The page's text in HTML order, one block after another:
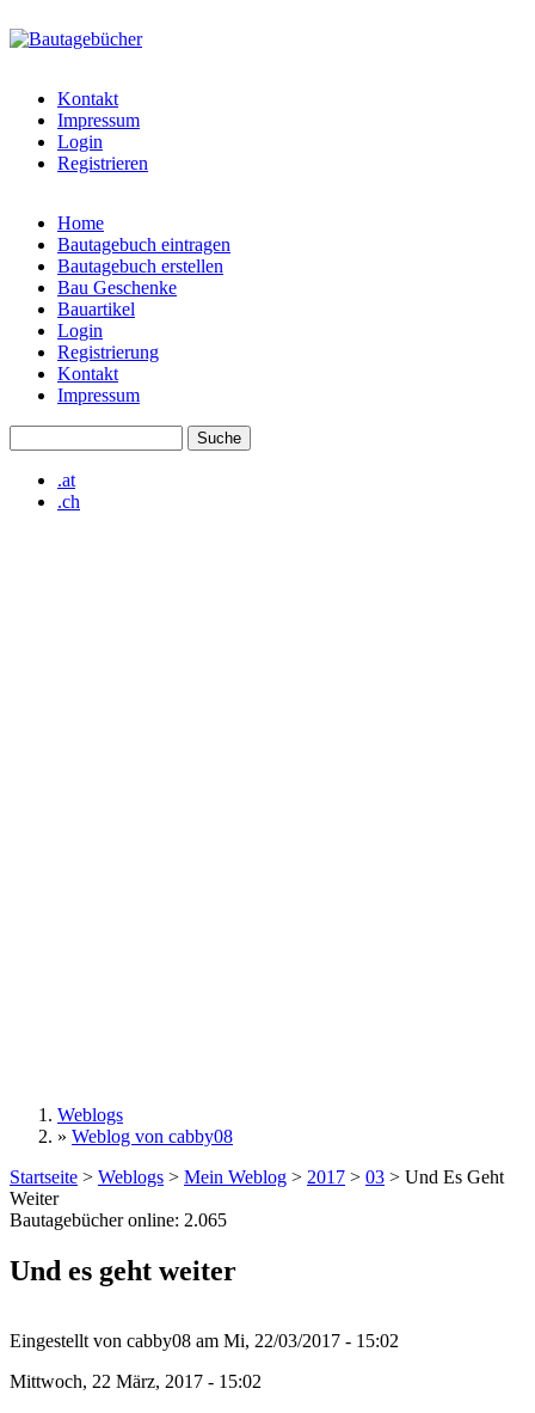
bautagebuch-
liste.de
Kontakt
Impressum
Login
Registrieren
Hauptmenü
Home
Bautagebuch eintragen
Bautagebuch erstellen
Bau Geschenke
Bauartikel
Login
Registrierung
Kontakt
Impressum
.at
.ch
Sie sind hier
Weblogs
» Weblog von cabby08
Startseite > Weblogs > Mein Weblog > 2017 > 03 > Und Es Geht
Weiter
Bautagebücher online: 2.065
Und es geht weiter
Eingestellt von cabby08 am Mi, 22/03/2017 - 15:02
Mittwoch, 22 März, 2017 - 15:02